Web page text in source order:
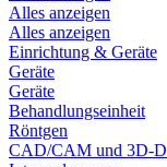
Alles anzeigen
Alles anzeigen
Einrichtung & Geräte
Geräte
Geräte
Behandlungseinheit
Röntgen
CAD/CAM und 3D-